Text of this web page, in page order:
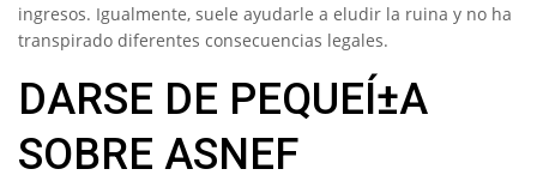
ingresos. Igualmente, suele ayudarle a eludir la ruina y no ha
transpirado diferentes consecuencias legales.
DARSE DE PEQUEÍ±A
SOBRE ASNEF